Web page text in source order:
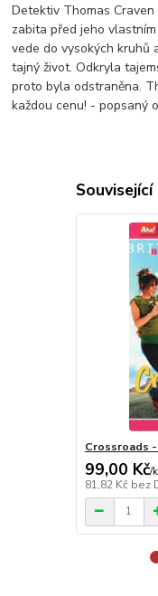
Detektiv Thomas
zabita před jeho
vede do vysokých kruhů
tajný život. Odkryla
proto byla odstraněna.
každou cenu! - popsaný
Crossroads -
99,00 Kč/
81,82 Kč bez